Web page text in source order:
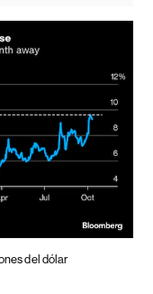
del dólar